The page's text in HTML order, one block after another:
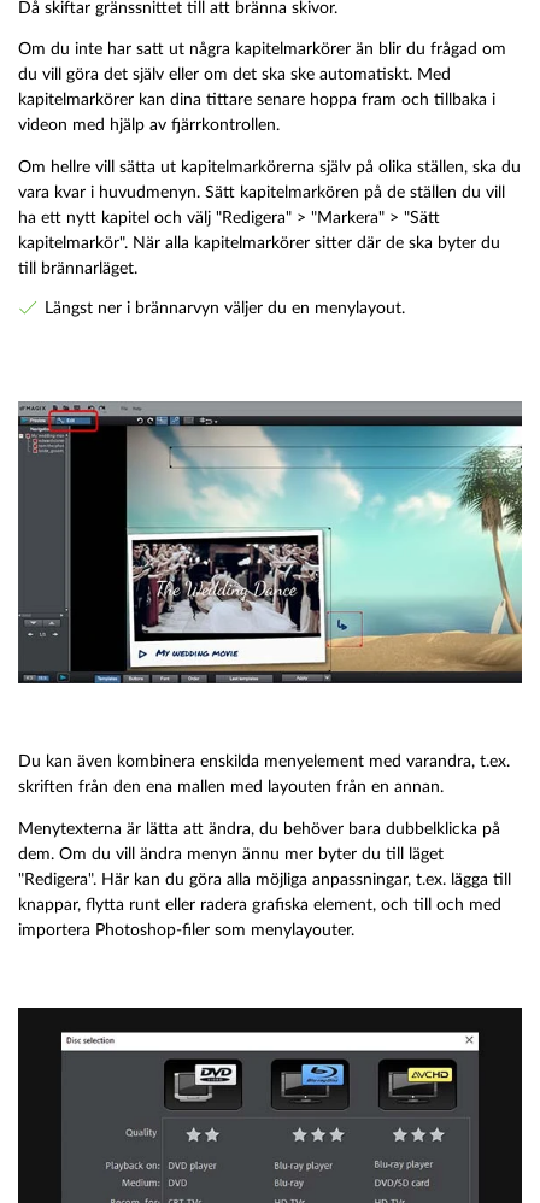
Då skiftar gränssnittet till att bränna skivor.
Om du inte har satt ut några kapitelmarkörer än blir du frågad om
du vill göra det själv eller om det ska ske automatiskt. Med
kapitelmarkörer kan dina tittare senare hoppa fram och tillbaka i
videon med hjälp av fjärrkontrollen.
Om hellre vill sätta ut kapitelmarkörerna själv på olika ställen, ska du
vara kvar i huvudmenyn. Sätt kapitelmarkören på de ställen du vill
ha ett nytt kapitel och välj "Redigera" > "Markera" > "Sätt
kapitelmarkör". När alla kapitelmarkörer sitter där de ska byter du
till brännarläget.
Längst ner i brännarvyn väljer du en menylayout.
Du kan även kombinera enskilda menyelement med varandra, t.ex.
skriften från den ena mallen med layouten från en annan.
Menytexterna är lätta att ändra, du behöver bara dubbelklicka på
dem. Om du vill ändra menyn ännu mer byter du till läget
"Redigera". Här kan du göra alla möjliga anpassningar, t.ex. lägga till
knappar, flytta runt eller radera grafiska element, och till och med
importera Photoshop-filer som menylayouter.